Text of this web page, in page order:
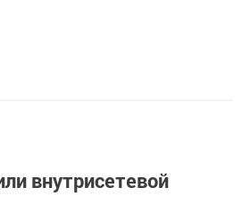
внутрисетевой